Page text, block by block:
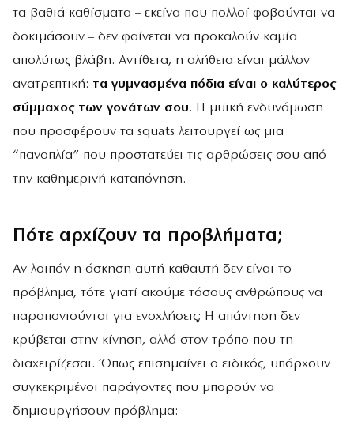
τα βαθιά καθίσματα – εκείνα που πολλοί φοβούνται να
δοκιμάσουν – δεν φαίνεται να προκαλούν καμία
απολύτως βλάβη. Αντίθετα, η αλήθεια είναι μάλλον
ανατρεπτική: τα γυμνασμένα πόδια είναι ο καλύτερος
σύμμαχος των γονάτων σου. Η μυϊκή ενδυνάμωση
που προσφέρουν τα squats λειτουργεί ως μια
“πανοπλία” που προστατεύει τις αρθρώσεις σου από
την καθημερινή καταπόνηση.
Πότε αρχίζουν τα προβλήματα;
Αν λοιπόν η άσκηση αυτή καθαυτή δεν είναι το
πρόβλημα, τότε γιατί ακούμε τόσους ανθρώπους να
παραπονιούνται για ενοχλήσεις; Η απάντηση δεν
κρύβεται στην κίνηση, αλλά στον τρόπο που τη
διαχειρίζεσαι. Όπως επισημαίνει ο ειδικός, υπάρχουν
συγκεκριμένοι παράγοντες που μπορούν να
δημιουργήσουν πρόβλημα: